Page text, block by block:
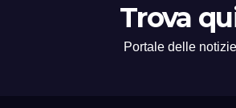
Trova
Portale delle notizie